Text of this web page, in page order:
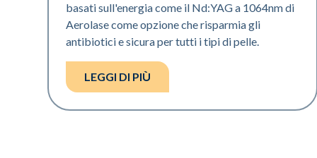
basati sull'energia come il Nd:YAG a 1064nm di
Aerolase come opzione che risparmia gli
antibiotici e sicura per tutti i tipi di pelle.
LEGGI DI PIÙ